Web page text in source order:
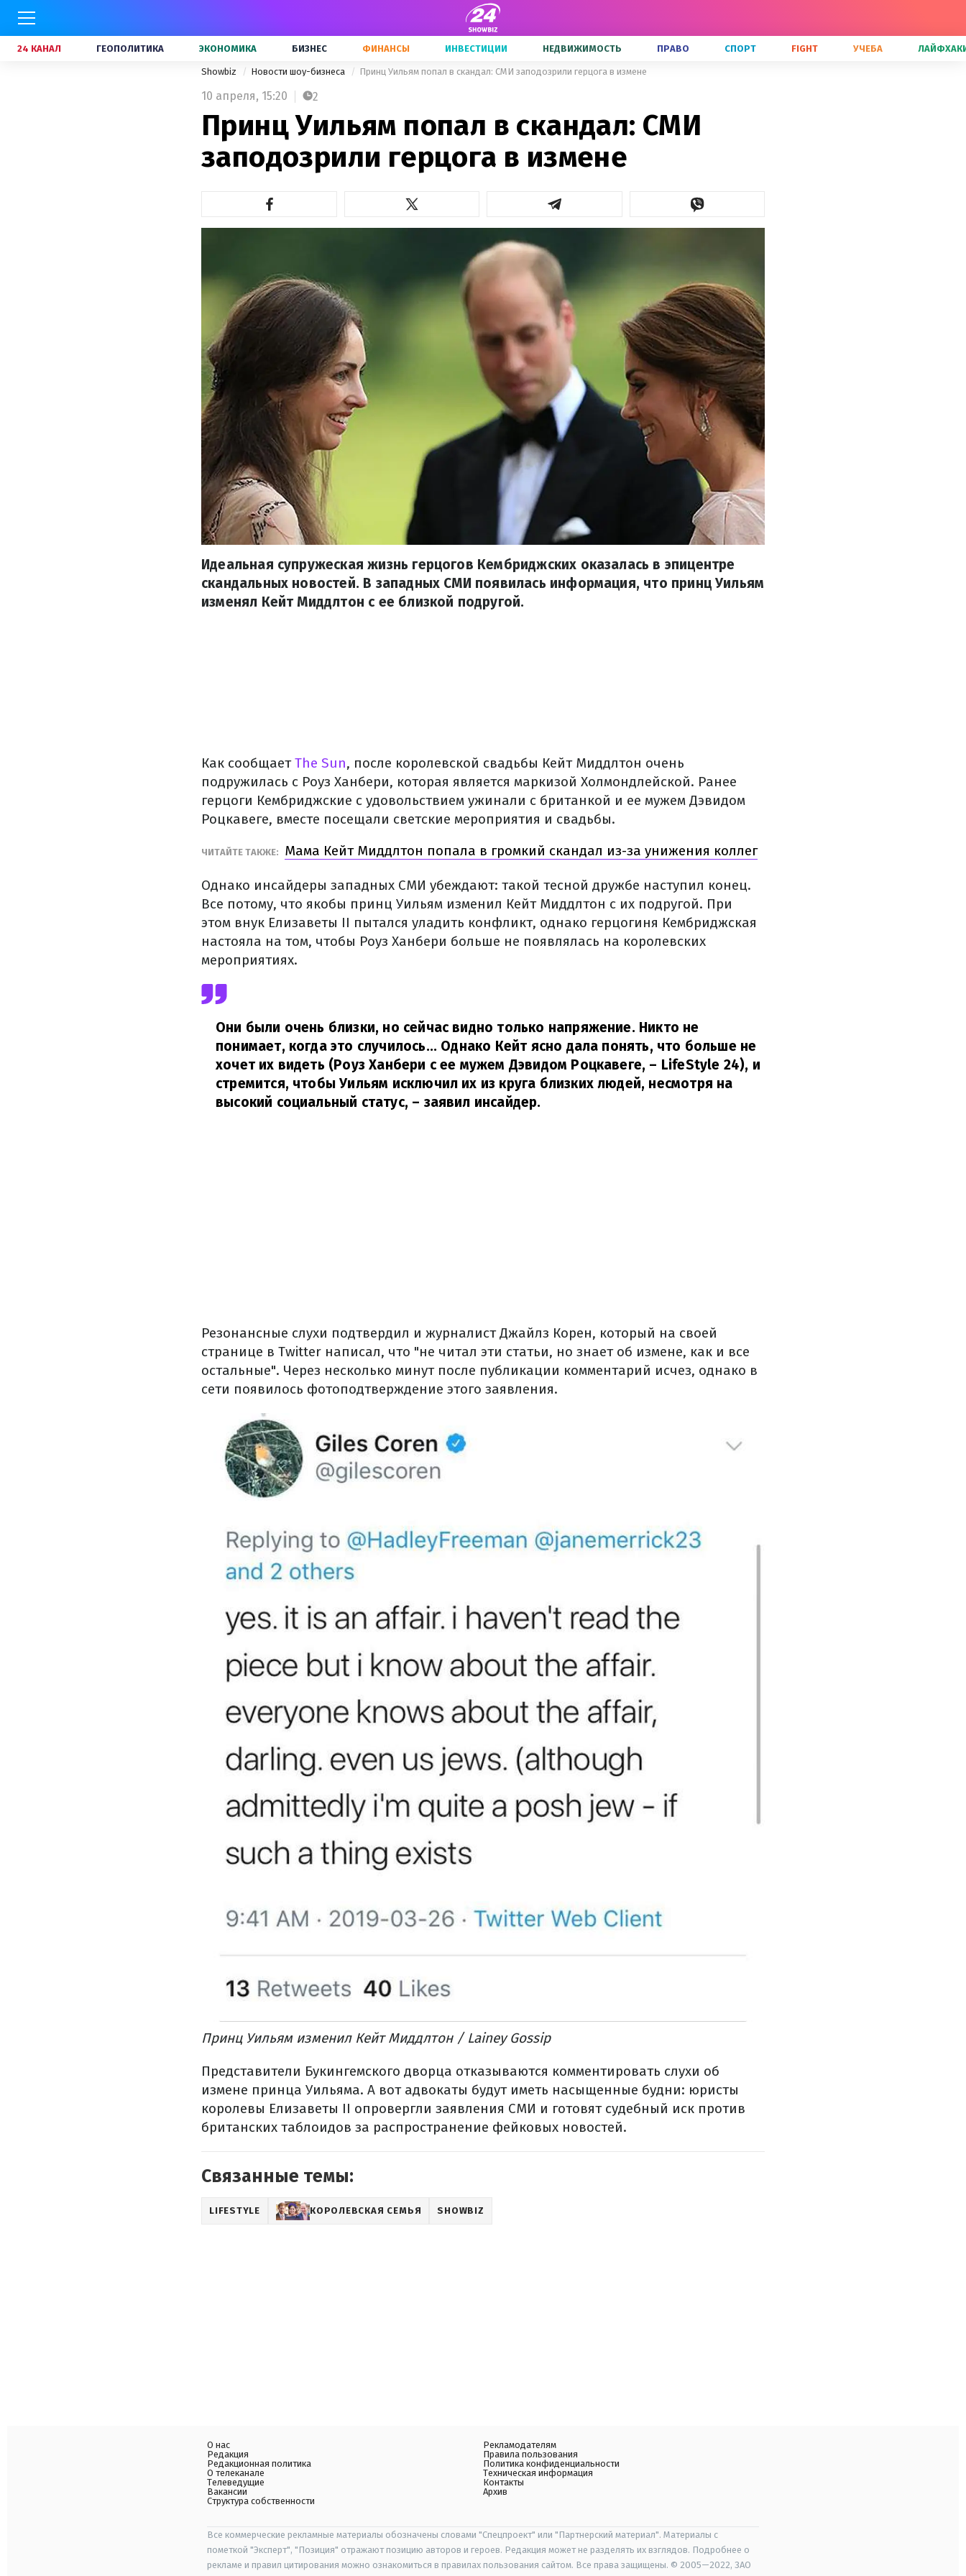
24 КАНАЛ ГЕОПОЛИТИКА ЭКОНОМИКА БИЗНЕС ФИНАНСЫ ИНВЕСТИЦИИ НЕДВИЖИМОСТЬ ПРАВО СПОРТ FIGHT УЧЕБА
Showbiz Новости шоу-бизнеса Принц Уильям попал в скандал: СМИ заподозрили герцога в измене
10 апреля, 15:20 2
Принц Уильям попал в скандал: СМИ
заподозрили герцога в измене
Идеальная супружеская жизнь герцогов Кембриджских оказалась в эпицентре
скандальных новостей. В западных СМИ появилась информация, что принц Уильям
изменял Кейт Миддлтон с ее близкой подругой.
Как сообщаетThe Sun, после королевской свадьбы Кейт Миддлтон очень
подружилась с Роуз Ханбери, которая является маркизой Холмондлейской. Ранее
герцоги Кембриджские с удовольствием ужинали с британкой и ее мужем Дэвидом
Роцкавеге, вместе посещали светские мероприятия и свадьбы.
ЧИТАЙТЕ ТАКЖЕ: Мама Кейт Миддлтон попала в громкий скандал из-за унижения коллег
Однако инсайдеры западных СМИ убеждают: такой тесной дружбе наступил конец.
Все потому, что якобы принц Уильям изменил Кейт Миддлтон с их подругой. При
этом внук Елизаветы II пытался уладить конфликт, однако герцогиня Кембриджская
настояла на том, чтобы Роуз Ханбери больше не появлялась на королевских
мероприятиях.
Они были очень близки, но сейчас видно только напряжение. Никто не
понимает, когда это случилось... Однако Кейт ясно дала понять, что больше не
хочет их видеть (Роуз Ханбери с ее мужем Дэвидом Роцкавеге, – LifeStyle 24), и
стремится, чтобы Уильям исключил их из круга близких людей, несмотря на
высокий социальный статус, – заявил инсайдер.
Резонансные слухи подтвердил и журналист Джайлз Корен, который на своей
странице в Twitter написал, что "не читал эти статьи, но знает об измене, как и все
остальные". Через несколько минут после публикации комментарий исчез, однако в
сети появилось фотоподтверждение этого заявления.
Принц Уильям изменил Кейт Миддлтон / Lainey Gossip
Представители Букингемского дворца отказываются комментировать слухи об
измене принца Уильяма. А вот адвокаты будут иметь насыщенные будни: юристы
королевы Елизаветы II опровергли заявления СМИ и готовят судебный иск против
британских таблоидов за распространение фейковых новостей.
Связанные темы:
LIFESTYLE КОРОЛЕВСКАЯ СЕМЬЯ SHOWBIZ
О нас
Редакция
Редакционная политика
О телеканале
Телеведущие
Вакансии
Структура собственности
Рекламодателям
Правила пользования
Политика конфиденциальности
Техническая информация
Контакты
Архив
Все коммерческие рекламные материалы обозначены словами "Спецпроект" или "Партнерский материал". Материалы с
пометкой "Эксперт", "Позиция" отражают позицию авторов и героев. Редакция может не разделять их взглядов. Подробнее о
рекламе и правил цитирования можно ознакомиться в правилах пользования сайтом. Все права защищены. © 2005—2022, ЗАО